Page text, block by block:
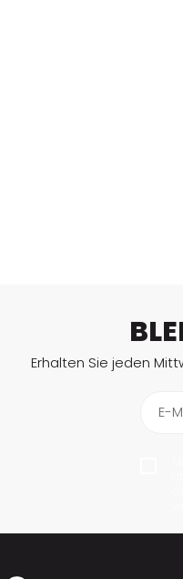
Erhalten Sie jeden
E-